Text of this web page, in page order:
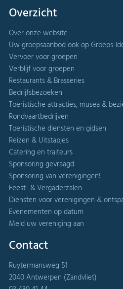
Overzicht
Over onze website
Uw groepsaanbod ook op Groeps-
Vervoer voor groepen
Verblijf voor groepen
Restaurants & Brasseries
Bedrijfsbezoeken
Toeristische attracties, musea &
Rondvaartbedrijven
Toeristische diensten en gidsen
Reizen & Uitstapjes
Catering en traiteurs
Sponsoring gevraagd
Sponsoring van verenigingen!
Feest- & Vergaderzalen
Diensten voor verenigingen &
Evenementen op datum
Meld uw vereniging aan
Contact
Ruytermansweg 51
2040 Antwerpen (Zandvliet)